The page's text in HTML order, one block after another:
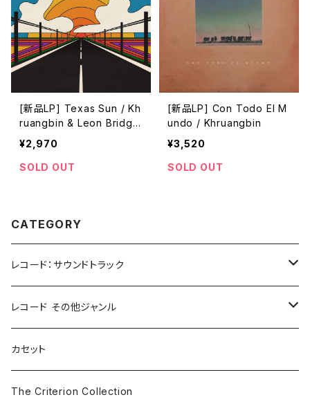
[新品LP] Texas Sun / Kh
ruangbin & Leon Bridge
s
¥2,970
SOLD OUT
[新品LP] Con Todo El M
undo / Khruangbin
¥3,520
SOLD OUT
CATEGORY
レコード：サウンドトラック
ホラー/スリラー
SF
ドラマ/ロマンス
レコード その他ジャンル
Rock & Pop
The Smiths
Classical
カセット
The Criterion Collection